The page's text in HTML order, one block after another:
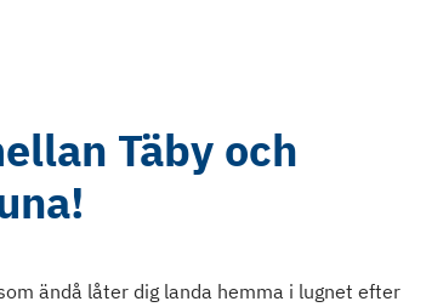
Täby och
ändå låter dig landa hemma i lugnet efter